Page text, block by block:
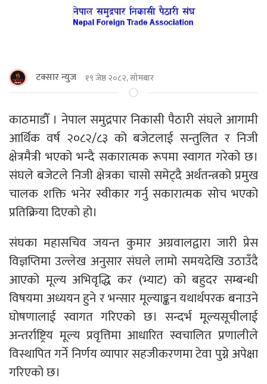
टक्सार न्युज १९ जेष्ठ २०८२, सोमबार
काठमाडौँ । नेपाल समुद्रपार निकासी पैठारी संघले आगामी
आर्थिक वर्ष २०८२/८३ को बजेटलाई सन्तुलित र निजी
क्षेत्रमैत्री भएको भन्दै सकारात्मक रूपमा स्वागत गरेको छ।
संघले बजेटले निजी क्षेत्रका चासो समेट्दै अर्थतन्त्रको प्रमुख
चालक शक्ति भनेर स्वीकार गर्नु सकारात्मक सोच भएको
प्रतिक्रिया दिएको हो।
संघका महासचिव जयन्त कुमार अग्रवालद्वारा जारी प्रेस
विज्ञप्तिमा उल्लेख अनुसार संघले लामो समयदेखि उठाउँदै
आएको मूल्य अभिवृद्धि कर (भ्याट) को बहुदर सम्बन्धी
विषयमा अध्ययन हुने र भन्सार मूल्याङ्कन यथार्थपरक बनाउने
घोषणालाई स्वागत गरिएको छ। सन्दर्भ मूल्यसूचीलाई
अन्तर्राष्ट्रिय मूल्य प्रवृत्तिमा आधारित स्वचालित प्रणालीले
विस्थापित गर्ने निर्णय व्यापार सहजीकरणमा टेवा पुग्ने अपेक्षा
गरिएको छ।